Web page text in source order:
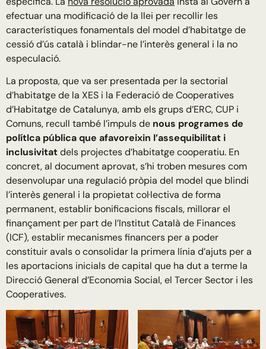
efectuar una modificació de la llei per recollir les
característiques fonamentals del model d’habitatge de
cessió d’ús català i blindar-ne l’interès general i la no
especulació.
La proposta, que va ser presentada per la sectorial
d’habitatge de la XES i la Federació de Cooperatives
d’Habitatge de Catalunya, amb els grups d’ERC, CUP i
Comuns, recull també l’impuls de nous programes de
polítIca pública que afavoreixin l’assequibilitat i
inclusivitatdels projectes d’habitatge cooperatiu. En
concret, al document aprovat, s’hi troben mesures com
desenvolupar una regulació pròpia del model que blindi
l’interès general i la propietat col·lectiva de forma
permanent, establir bonificacions fiscals, millorar el
finançament per part de l’Institut Català de Finances
(ICF), establir mecanismes financers per a poder
constituir avals o consolidar la primera línia d’ajuts per a
les aportacions inicials de capital que ha dut a terme la
Direcció General d’Economia Social, el Tercer Sector i les
Cooperatives.